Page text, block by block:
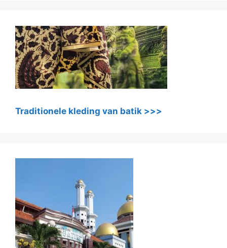
Traditionele kleding van batik >>>